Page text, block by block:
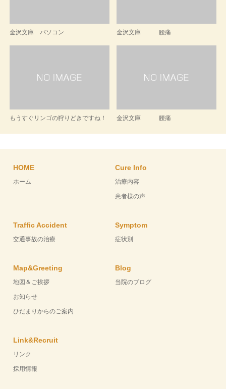
金沢文庫 パソコン 金沢文庫 腰痛
もうすぐリンゴの狩りどきですね！ 金沢文庫 腰痛
HOME
ホーム
Cure Info
治療内容
患者様の声
Traffic Accident
交通事故の治療
Symptom
症状別
Map&Greeting
地図＆ご挨拶
お知らせ
ひだまりからのご案内
Blog
当院のブログ
Link&Recruit
リンク
採用情報